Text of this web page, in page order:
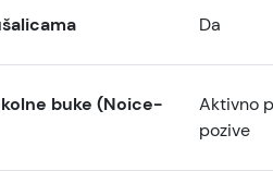
Da
buke (Noice-
Aktivno
pozive